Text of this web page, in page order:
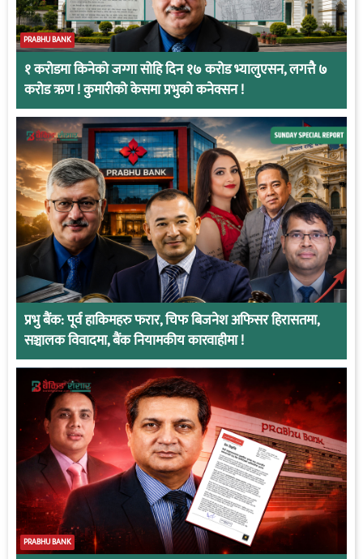
PRABHU BANK
१ करोडमा किनेको जग्गा सोहि दिन १७ करोड भ्यालुएसन, लगत्तै ७
करोड ऋण ! कुमारीको केसमा प्रभुको कनेक्सन !
प्रभु बैंक: पूर्व हाकिमहरु फरार, चिफ बिजनेश अफिसर हिरासतमा,
सञ्चालक विवादमा, बैंक नियामकीय कारवाहीमा !
PRABHU BANK